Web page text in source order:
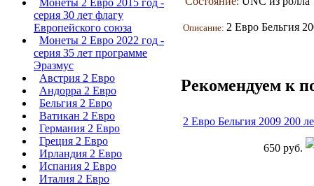
Монеты 2 Евро 2015 год -
серия 30 лет флагу
Европейского союза
Монеты 2 Евро 2022 год -
серия 35 лет программе
Эразмус
Австрия 2 Евро
Андорра 2 Евро
Бельгия 2 Евро
Ватикан 2 Евро
Германия 2 Евро
Греция 2 Евро
Ирландия 2 Евро
Испания 2 Евро
Италия 2 Евро
Описание: 2 Евро Бельгия
Рекомендуем к
2 Евро Бельгия 2009 200
650 руб.